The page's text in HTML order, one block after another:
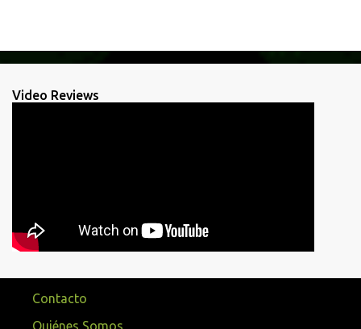
Video Reviews
Contacto
Quiénes Somos